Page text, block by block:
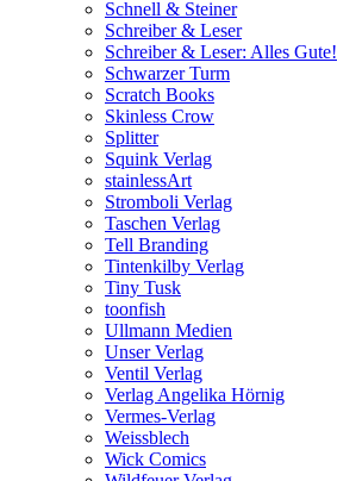
Schnell & Steiner
Schreiber & Leser
Schreiber & Leser: Alles Gute!
Schwarzer Turm
Scratch Books
Skinless Crow
Splitter
Squink Verlag
stainlessArt
Stromboli Verlag
Taschen Verlag
Tell Branding
Tintenkilby Verlag
Tiny Tusk
toonfish
Ullmann Medien
Unser Verlag
Ventil Verlag
Verlag Angelika Hörnig
Vermes-Verlag
Weissblech
Wick Comics